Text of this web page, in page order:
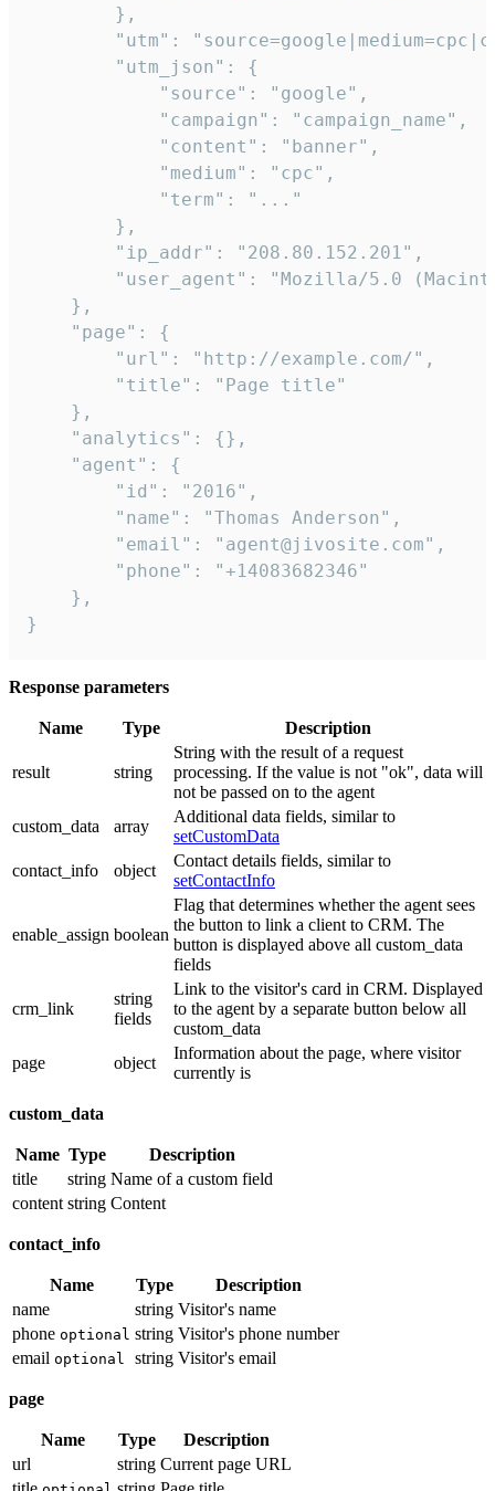
        },
"utm":
        "utm_json": {
            "source": "google",
            "campaign": "campaign_name",
            "content": "banner",
            "medium": "cpc",
            "term": "..."
        },
        "ip_addr": "208.80.152.201",
"user_agent": "Mozilla/5.0
    },
    "page": {
        "url": "http://example.com/",
        "title": "Page title"
    },
    "analytics": {},
    "agent": {
        "id": "2016",
        "name": "Thomas Anderson",
        "email": "agent@jivosite.com",
        "phone": "+14083682346"
    },
}
Response parameters
Name Type Description
result string
String with the result of a request
processing. If the value is not "ok", data will
not be passed on to the agent
custom_data
array
Additional data fields, similar to
setCustomData
contact_info
object
Contact details fields, similar to
setContactInfo
enable_assign boolean
Flag that determines whether the agent sees
the button to link a client to CRM. The
button is displayed above all custom_data
fields
crm_link
string
fields
Link to the visitor's card in CRM. Displayed
to the agent by a separate button below all
custom_data
page
object
Information about the page, where visitor
currently is
custom_data
Name Type
Description
title
string Name of a custom field
content string Content
contact_info
Name Type
Description
name
string Visitor's name
phone optional string Visitor's phone number
email optional string Visitor's email
page
Name Type
Description
url
string Current page URL